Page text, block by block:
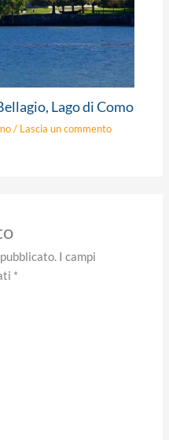
Lago di Como
/ Lascia un commento
I campi
*